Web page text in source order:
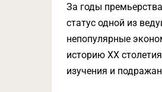
За годы
статус одной из
непопулярные
историю ХХ
изучения и